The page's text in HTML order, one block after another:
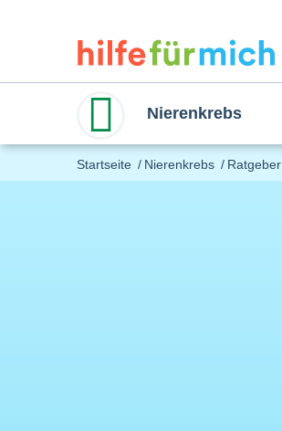
Nierenkrebs
Startseite Nierenkrebs Ratgeber